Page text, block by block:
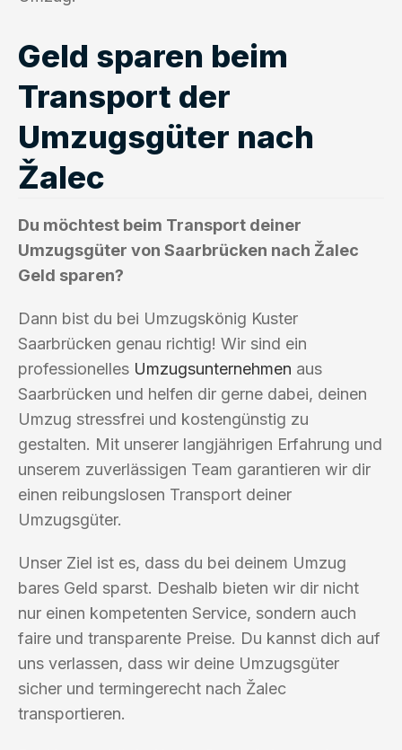
Geld sparen beim
Transport der
Umzugsgüter nach
Žalec
Du möchtest beim Transport deiner
Umzugsgüter von Saarbrücken nach Žalec
Geld sparen?
Dann bist du bei Umzugskönig Kuster
Saarbrücken genau richtig! Wir sind ein
professionelles Umzugsunternehmen aus
Saarbrücken und helfen dir gerne dabei, deinen
Umzug stressfrei und kostengünstig zu
gestalten. Mit unserer langjährigen Erfahrung und
unserem zuverlässigen Team garantieren wir dir
einen reibungslosen Transport deiner
Umzugsgüter.
Unser Ziel ist es, dass du bei deinem Umzug
bares Geld sparst. Deshalb bieten wir dir nicht
nur einen kompetenten Service, sondern auch
faire und transparente Preise. Du kannst dich auf
uns verlassen, dass wir deine Umzugsgüter
sicher und termingerecht nach Žalec
transportieren.